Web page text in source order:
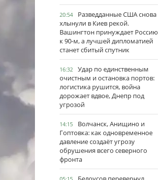
20:54
Разведданные США снова
хлынули в Киев рекой.
Вашингтон принуждает Россию
к 90-м, а лучшей дипломатией
станет сбитый спутник
16:32
Удар по единственным
очистным и остановка портов:
логистика рушится, война
дорожает вдвое, Днепр под
угрозой
14:15
Волчанск, Анищино и
Гоптовка: как одновременное
давление создаёт угрозу
обрушения всего северного
фронта